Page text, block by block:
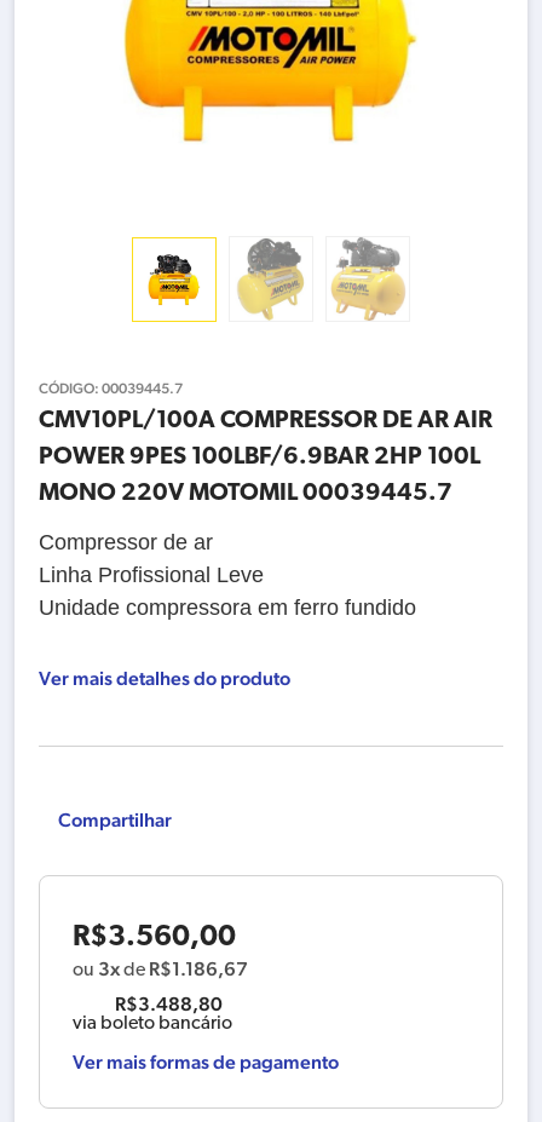
CÓDIGO: 00039445.7
CMV10PL/100A COMPRESSOR DE AR AIR
POWER 9PES 100LBF/6.9BAR 2HP 100L
MONO 220V MOTOMIL 00039445.7
Compressor de ar
Linha Profissional Leve
Unidade compressora em ferro fundido
Ver mais detalhes do produto
Compartilhar
R$3.560,00
ou 3xde R$1.186,67
R$3.488,80
via boleto bancário
Ver mais formas de pagamento